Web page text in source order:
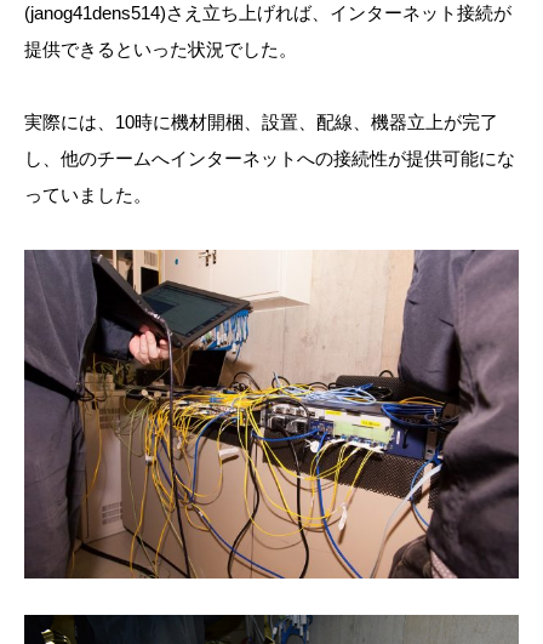
(janog41dens514)さえ立ち上げれば、インターネット接続が
提供できるといった状況でした。
実際には、10時に機材開梱、設置、配線、機器立上が完了
し、他のチームへインターネットへの接続性が提供可能にな
っていました。